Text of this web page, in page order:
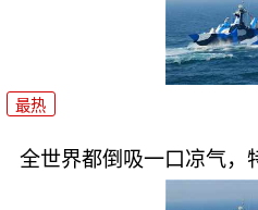
最热
全世界都倒吸一口凉气，